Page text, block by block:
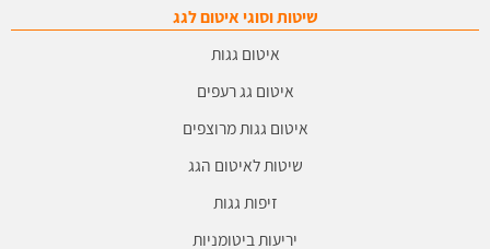
שיטות וסוגי איטום לגג
איטום גגות
איטום גג רעפים
איטום גגות מרוצפים
שיטות לאיטום הגג
זיפות גגות
יריעות ביטומניות